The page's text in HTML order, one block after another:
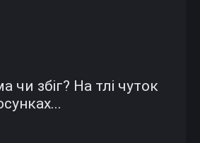
чи збіг? На тлі чуток